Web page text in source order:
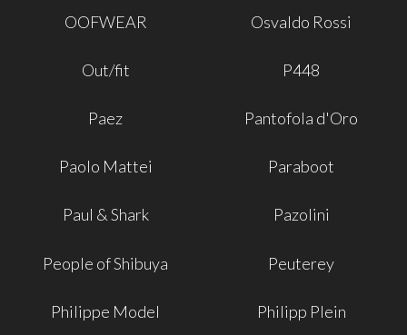
OOFWEAR Osvaldo Rossi
Out/fit P448
Paez Pantofola d'Oro
Paolo Mattei Paraboot
Paul & Shark Pazolini
People of Shibuya Peuterey
Philippe Model Philipp Plein